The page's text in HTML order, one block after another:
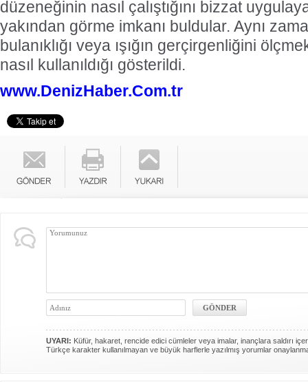
düzeneğinin nasıl çalıştığını bizzat
yakından görme imkanı buldular. Aynı
bulanıklığı veya ışığın gerçirgenliğini
nasıl kullanıldığı gösterildi.
www.DenizHaber.Com.tr
UYARI: Küfür, hakaret, rencide edici cümleler veya imalar, inançlara saldırı
Türkçe karakter kullanılmayan ve büyük harflerle yazılmış yorumlar